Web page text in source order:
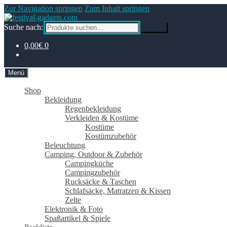
Zur Navigation springen Zum Inhalt springen
Suche nach:
0,00€ 0
Menü
Shop
Bekleidung
Regenbekleidung
Verkleiden & Kostüme
Kostüme
Kostümzubehör
Beleuchtung
Camping, Outdoor & Zubehör
Campingküche
Campingzubehör
Rucksäcke & Taschen
Schlafsäcke, Matratzen & Kissen
Zelte
Elektronik & Foto
Spaßartikel & Spiele